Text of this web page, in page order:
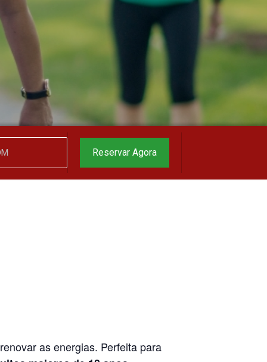
as energias. Perfeita para
o melhor preço
garantido
▼
Reservar Agora